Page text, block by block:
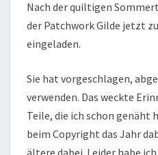
Nach der quiltigen
der Patchwork Gilde jetzt
eingeladen.
Sie hat vorgeschlagen,
verwenden. Das weckte
Teile, die ich schon genäht
beim Copyright das Jahr
ältere dabei. Leider habe